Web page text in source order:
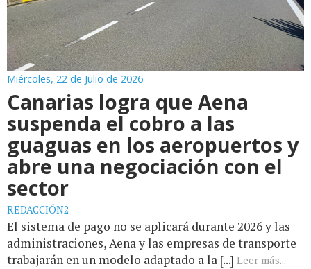
Miércoles, 22 de Julio de 2026
Canarias logra que Aena
suspenda el cobro a las
guaguas en los aeropuertos y
abre una negociación con el
sector
REDACCIÓN2
El sistema de pago no se aplicará durante 2026 y las
administraciones, Aena y las empresas de transporte
trabajarán en un modelo adaptado a la [...] Leer más...